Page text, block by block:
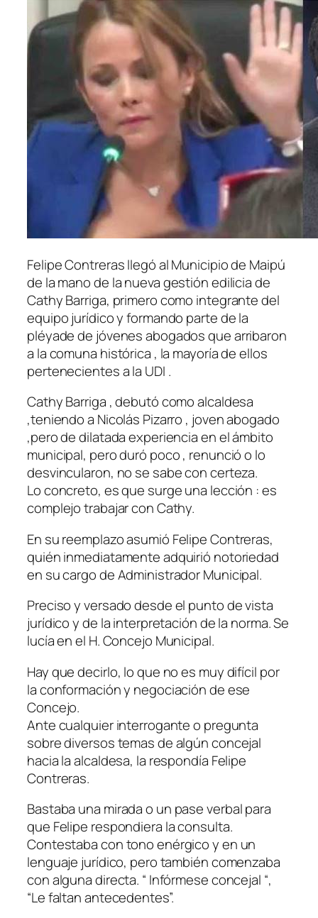
Felipe Contreras llegó al Municipio de Maipú
de la mano de la nueva gestión edilicia de
Cathy Barriga, primero como integrante del
equipo jurídico y formando parte de la
pléyade de jóvenes abogados que arribaron
a la comuna histórica , la mayoría de ellos
pertenecientes a la UDI .
Cathy Barriga , debutó como alcaldesa
,teniendo a Nicolás Pizarro , joven abogado
,pero de dilatada experiencia en el ámbito
municipal, pero duró poco , renunció o lo
desvincularon, no se sabe con certeza.
Lo concreto, es que surge una lección : es
complejo trabajar con Cathy.
En su reemplazo asumió Felipe Contreras,
quién inmediatamente adquirió notoriedad
en su cargo de Administrador Municipal.
Preciso y versado desde el punto de vista
jurídico y de la interpretación de la norma. Se
lucía en el H. Concejo Municipal.
Hay que decirlo, lo que no es muy difícil por
la conformación y negociación de ese
Concejo.
Ante cualquier interrogante o pregunta
sobre diversos temas de algún concejal
hacia la alcaldesa, la respondía Felipe
Contreras.
Bastaba una mirada o un pase verbal para
que Felipe respondiera la consulta.
Contestaba con tono enérgico y en un
lenguaje jurídico, pero también comenzaba
con alguna directa. “ Infórmese concejal “,
“Le faltan antecedentes”.